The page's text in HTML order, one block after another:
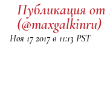
Публикация от
(@maxgalkinru)
Ноя 17 2017 в 11:13 PST